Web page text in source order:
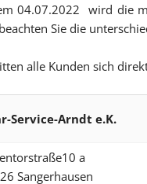
Stellenausschreibungen
04.07.2022 wird die
Sie die
alle Kunden sich
Service-Arndt e.K.
a
Sangerhausen